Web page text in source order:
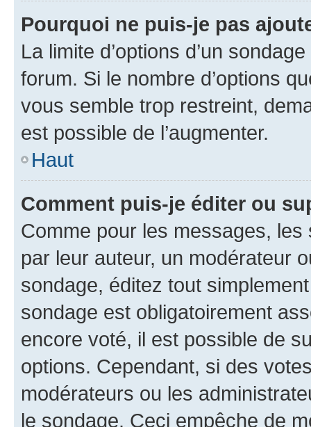
Pourquoi ne puis-je pas
La limite d’options d’un
forum. Si le nombre d’options
vous semble trop restreint,
est possible de l’augmenter.
Haut
Comment puis-je éditer ou
Comme pour les messages,
par leur auteur, un modérateur
sondage, éditez tout
sondage est obligatoirement
encore voté, il est possible de
options. Cependant, si des
modérateurs ou les
le sondage. Ceci empêche de